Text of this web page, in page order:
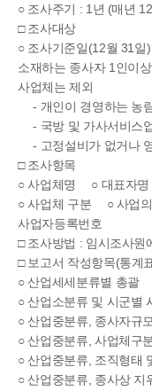
○ 조사주기 : 1년 (매년
□ 조사대상
○ 조사기준일(12월 31일
소재하는 종사자 1인이
사업체는 제외
- 개인이 경영하는 농
- 국방 및 가사서비스
- 고정설비가 없거나
□ 조사항목
○ 사업체명 ○ 대표자
○ 사업체 구분 ○ 사업
사업자등록번호
□ 조사방법 : 임시조사원
□ 보고서 작성항목(통계
○ 산업세세분류별 총괄
○ 산업소분류 및 시군별
○ 산업중분류, 종사자규
○ 산업중분류, 사업체구
○ 산업중분류, 조직형태
○ 산업중분류, 종사상 지